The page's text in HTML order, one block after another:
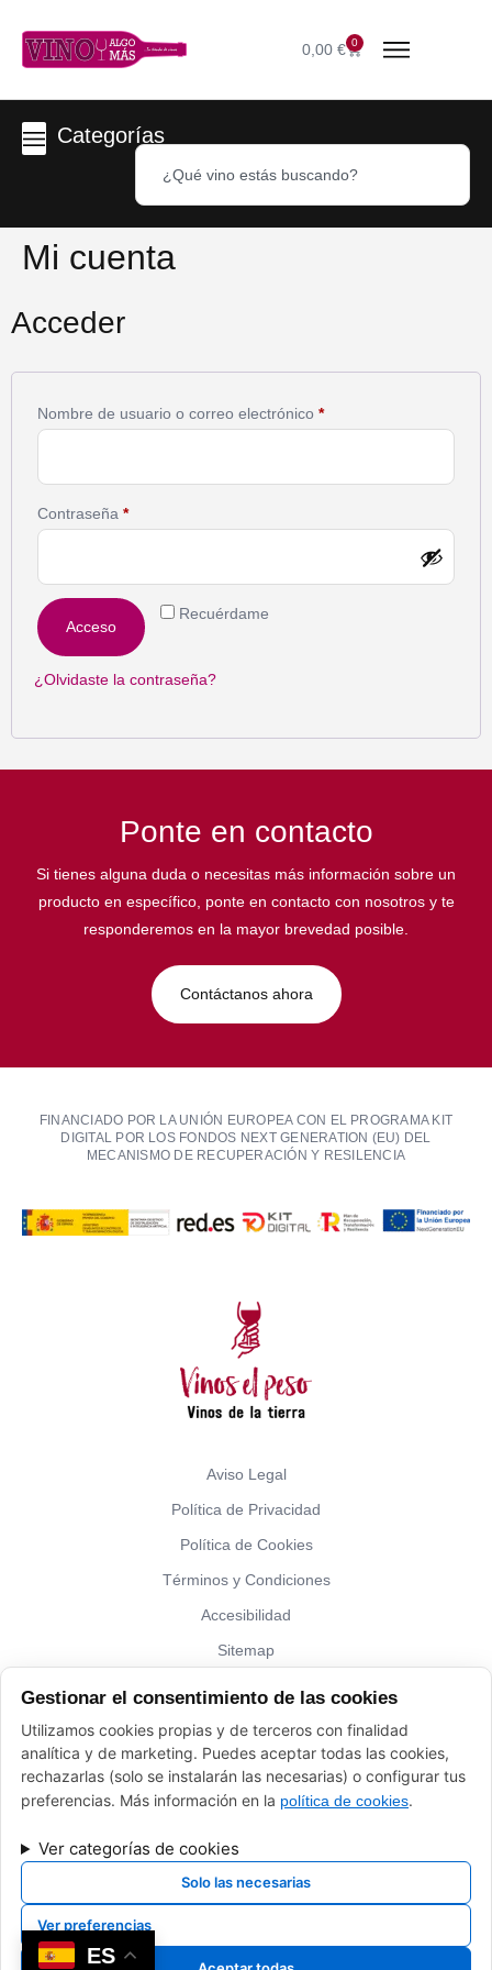
0,00 € 0
Categorías
Mi cuenta
Acceder
Nombre de usuario o correo electrónico *
Contraseña *
Recuérdame
Acceso
¿Olvidaste la contraseña?
Ponte en contacto
Si tienes alguna duda o necesitas más información sobre un
producto en específico, ponte en contacto con nosotros y te
responderemos en la mayor brevedad posible.
Contáctanos ahora
FINANCIADO POR LA UNIÓN EUROPEA CON EL PROGRAMA KIT
DIGITAL POR LOS FONDOS NEXT GENERATION (EU) DEL
MECANISMO DE RECUPERACIÓN Y RESILENCIA
Aviso Legal
Política de Privacidad
Política de Cookies
Términos y Condiciones
Accesibilidad
Sitemap
Vinos El Peso: (+34) 941 226 120
elpeso@vinoyalgomas.com
Gestionar el consentimiento de las cookies
Utilizamos cookies propias y de terceros con finalidad
analítica y de marketing. Puedes aceptar todas las cookies,
rechazarlas (solo se instalarán las necesarias) o configurar tus
preferencias. Más información en la política de cookies.
Ver categorías de cookies
Solo las necesarias
Ver preferencias
ES